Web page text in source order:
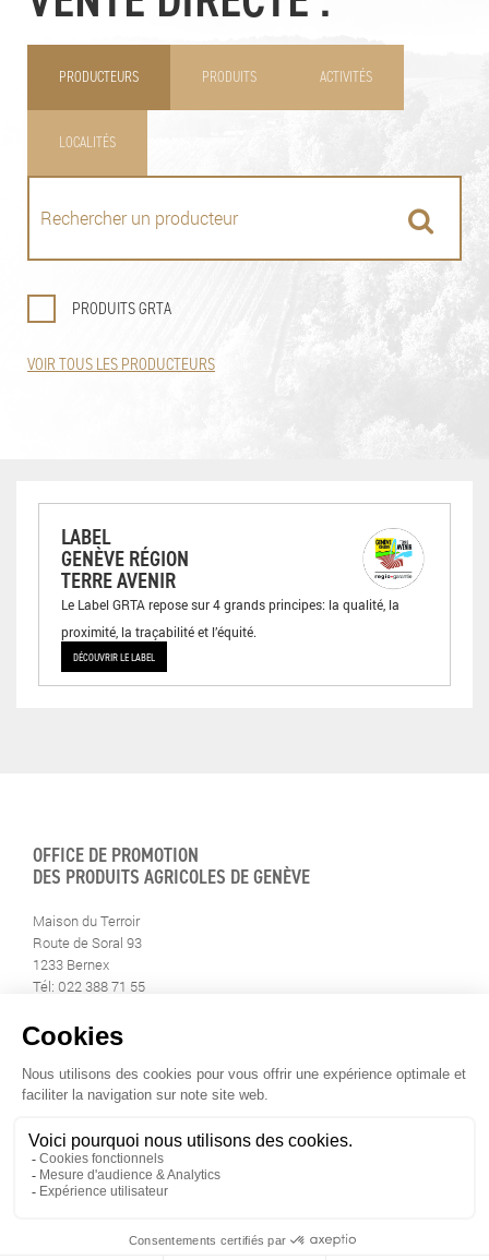
PRODUCTEURS PRODUITS ACTIVITÉS
LOCALITÉS
PRODUITS GRTA
VOIR TOUS LES PRODUCTEURS
LABEL
GENÈVE RÉGION
TERRE AVENIR
Le Label GRTA repose sur 4 grands principes: la qualité, la
proximité, la traçabilité et l’équité.
DÉCOUVRIR LE LABEL
OFFICE DE PROMOTION
DES PRODUITS AGRICOLES DE GENÈVE
Maison du Terroir
Route de Soral 93
1233 Bernex
Tél: 022 388 71 55
info@geneveterroir.ge.ch
RESTEZ AU CONTACT DE
TOUTE L’ACTUALITÉ DU TERROIR
TÉLÉCHARGEZ L’APP GENÈVE-TERROIR